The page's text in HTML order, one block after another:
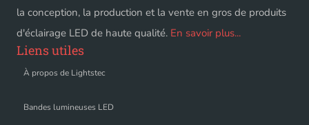
la conception, la production et la vente en gros de produits
d'éclairage LED de haute qualité. En savoir plus...
Liens utiles
À propos de Lightstec
Bandes lumineuses LED